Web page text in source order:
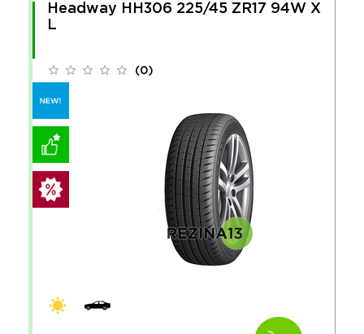
Headway HH306 225/45 ZR17 94W X
L
(0)